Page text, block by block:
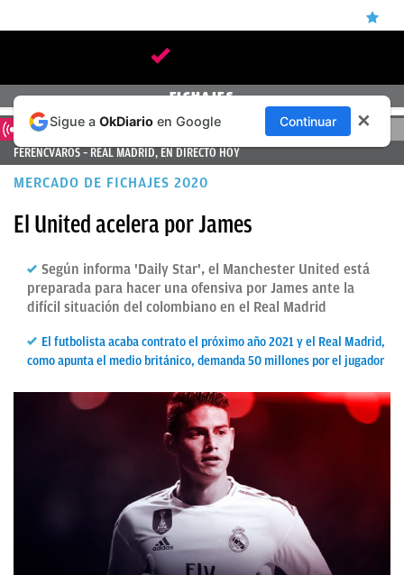
ÚLTIMAS
NOTICIAS
REAL
MADRID
BALONCESTO
FICHAJES
FEMENINO
PAPARAZZI
FICHAJES
DIRECTO
FERENCVAROS – REAL MADRID, EN DIRECTO HOY
MERCADO DE FICHAJES 2020
El United acelera por James
Según informa 'Daily Star', el Manchester United está
preparada para hacer una ofensiva por James ante la
difícil situación del colombiano en el Real Madrid
El futbolista acaba contrato el próximo año 2021 y el Real Madrid,
como apunta el medio británico, demanda 50 millones por el jugador
Sigue a OkDiario en Google Continuar ✕